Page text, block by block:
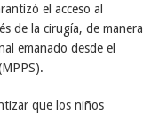
el acceso al
de la cirugía, de manera
emanado desde el
que los niños